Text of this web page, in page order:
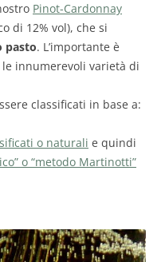
Pinot-Cardonnay
di 12% vol), che si
pasto. L’importante è
innumerevoli varietà di
classificati in base a:
o naturali e quindi
o “metodo Martinotti”